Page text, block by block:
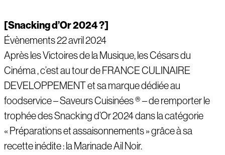
[Snacking d’Or 2024 ?]
Évènements22 avril 2024
Après les Victoires de la Musique, les Césars du
Cinéma , c’est au tour de FRANCE CULINAIRE
DEVELOPPEMENT et sa marque dédiée au
foodservice – Saveurs Cuisinées ® – de remporter le
trophée des Snacking d’Or 2024 dans la catégorie
« Préparations et assaisonnements » grâce à sa
recette inédite : la Marinade Ail Noir.